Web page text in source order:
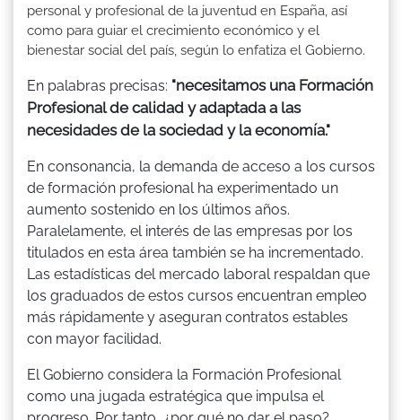
personal y profesional de la juventud en España, así
como para guiar el crecimiento económico y el
bienestar social del país, según lo enfatiza el Gobierno.
En palabras precisas: "necesitamos una Formación
Profesional de calidad y adaptada a las
necesidades de la sociedad y la economía."
En consonancia, la demanda de acceso a los cursos
de formación profesional ha experimentado un
aumento sostenido en los últimos años.
Paralelamente, el interés de las empresas por los
titulados en esta área también se ha incrementado.
Las estadísticas del mercado laboral respaldan que
los graduados de estos cursos encuentran empleo
más rápidamente y aseguran contratos estables
con mayor facilidad.
El Gobierno considera la Formación Profesional
como una jugada estratégica que impulsa el